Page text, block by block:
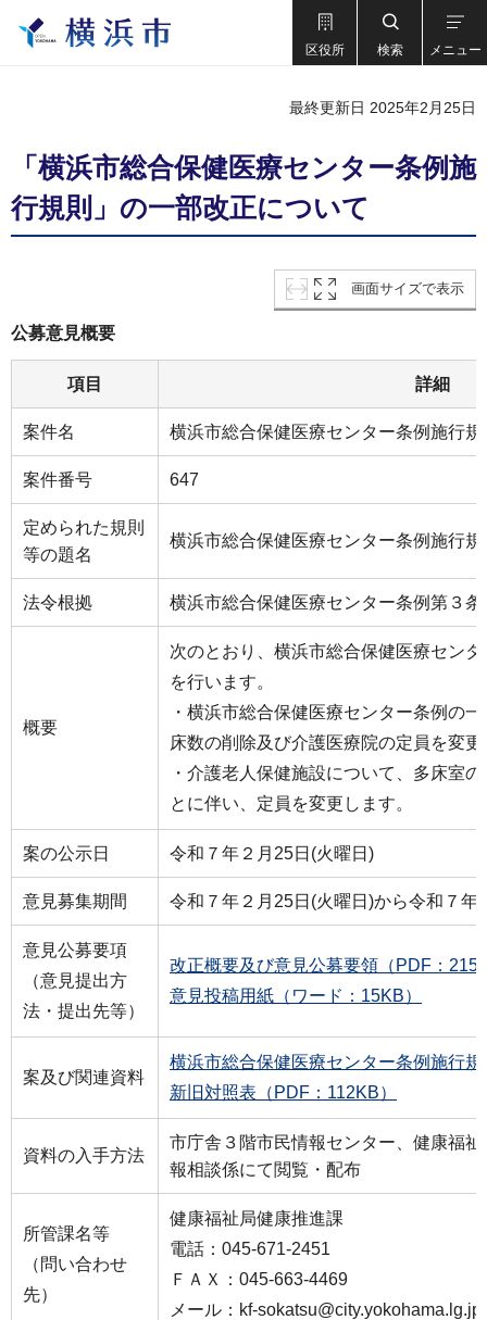
区役所 検索 メニュー
最終更新日 2025年2月25日
「横浜市総合保健医療センター条例施
行規則」の一部改正について
画面サイズで表示
公募意見概要
項目 詳細
案件名 横浜市総合保健医療センター条例施行
案件番号 647
定められた規則
等の題名
横浜市総合保健医療センター条例施行規
法令根拠 横浜市総合保健医療センター条例第３条
概要
次のとおり、横浜市総合保健医療セン
を行います。
・横浜市総合保健医療センター条例の
床数の削除及び介護医療院の定員を変
・介護老人保健施設について、多床室
とに伴い、定員を変更します。
案の公示日 令和７年２月25日(火曜日)
意見募集期間 令和７年２月25日(火曜日)から令和７年
意見公募要項
（意見提出方
法・提出先等）
改正概要及び意見公募要領（PDF：
意見投稿用紙（ワード：15KB）
案及び関連資料
横浜市総合保健医療センター条例施行
新旧対照表（PDF：112KB）
資料の入手方法
市庁舎３階市民情報センター、健康福
報相談係にて閲覧・配布
所管課名等
（問い合わせ
先）
健康福祉局健康推進課
電話：045-671-2451
ＦＡＸ：045-663-4469
メール：kf-sokatsu@city.yokohama.lg.jp